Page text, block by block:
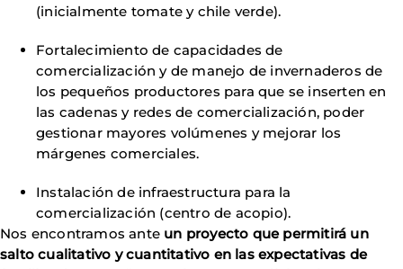
(inicialmente tomate y chile verde).
Fortalecimiento de capacidades de
comercialización y de manejo de invernaderos de
los pequeños productores para que se inserten en
las cadenas y redes de comercialización, poder
gestionar mayores volúmenes y mejorar los
márgenes comerciales.
Instalación de infraestructura para la
comercialización (centro de acopio).
Nos encontramos ante un proyecto que permitirá un
salto cualitativo y cuantitativo en las expectativas de